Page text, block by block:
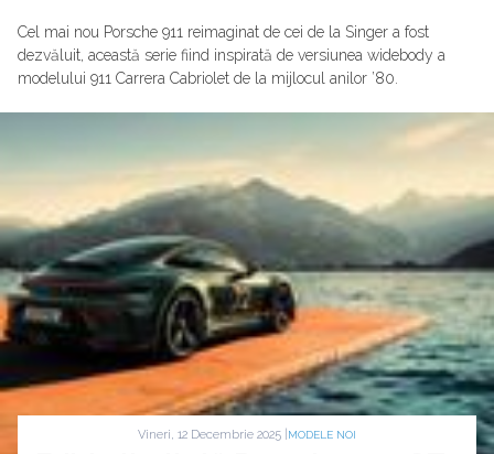
Cel mai nou Porsche 911 reimaginat de cei de la Singer a fost
dezvăluit, această serie fiind inspirată de versiunea widebody a
modelului 911 Carrera Cabriolet de la mijlocul anilor ’80.
Vineri, 12 Decembrie 2025 | MODELE NOI